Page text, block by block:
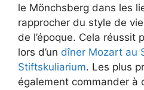
le Mönchsberg dans les
rapprocher du style de
de l’époque. Cela réussit
lors d’un dîner Mozart au
Stiftskuliarium. Les plus
également commander à